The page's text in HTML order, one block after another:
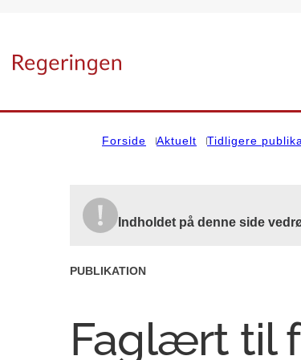
Forside Aktuelt Tidligere
Indholdet på denne side
PUBLIKATION
Faglært til